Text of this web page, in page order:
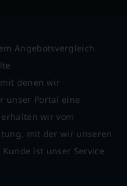
Angebotsvergleich
denen wir
unser Portal eine
wir vom
mit der wir unseren
ist unser Service